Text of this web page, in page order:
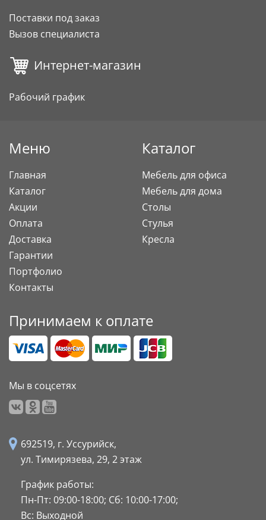
Поставки под заказ
Вызов специалиста
Интернет-магазин
Рабочий график
Меню
Главная
Каталог
Акции
Оплата
Доставка
Гарантии
Портфолио
Контакты
Каталог
Мебель для офиса
Мебель для дома
Столы
Стулья
Кресла
Принимаем к оплате
Мы в соцсетях
692519, г. Уссурийск,
ул. Тимирязева, 29, 2 этаж
График работы:
Пн-Пт: 09:00-18:00; Сб: 10:00-17:00;
Вс: Выходной